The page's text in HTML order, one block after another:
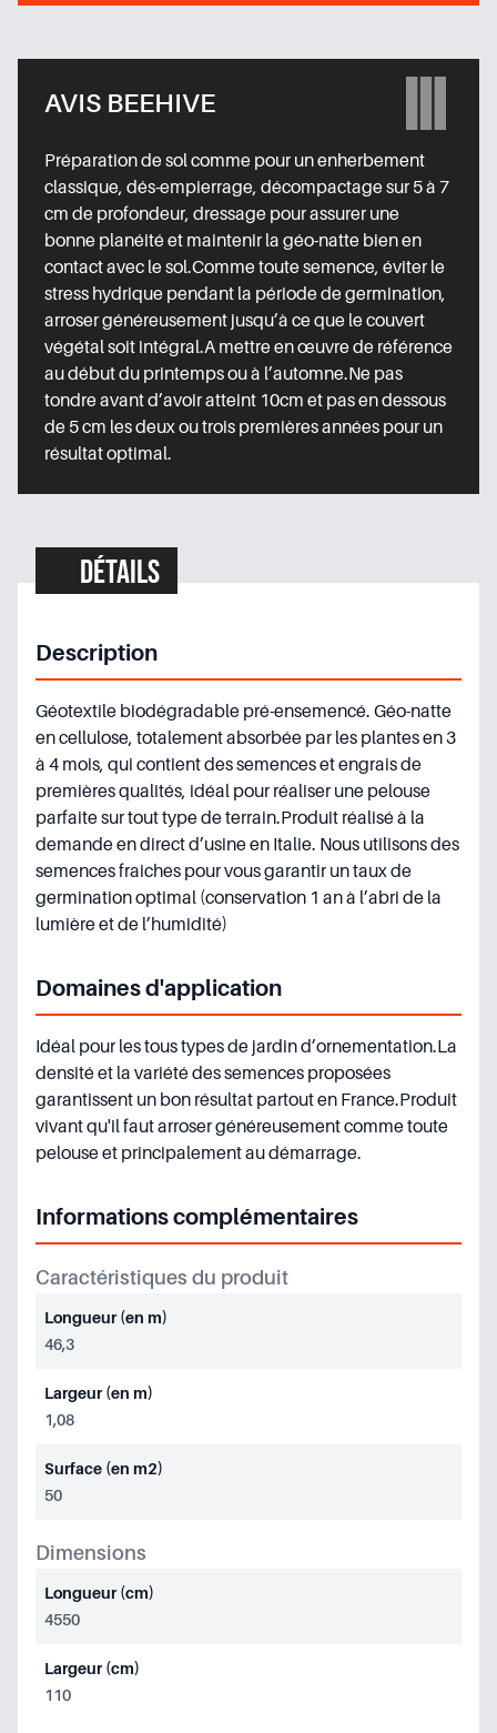
AVIS BEEHIVE
Préparation de sol comme pour un enherbement
classique, dés-empierrage, décompactage sur 5 à 7
cm de profondeur, dressage pour assurer une
bonne planéité et maintenir la géo-natte bien en
contact avec le sol.Comme toute semence, éviter le
stress hydrique pendant la période de germination,
arroser généreusement jusqu’à ce que le couvert
végétal soit intégral.A mettre en œuvre de référence
au début du printemps ou à l’automne.Ne pas
tondre avant d’avoir atteint 10cm et pas en dessous
de 5 cm les deux ou trois premières années pour un
résultat optimal.
Détails
Description
Géotextile biodégradable pré-ensemencé. Géo-natte
en cellulose, totalement absorbée par les plantes en 3
à 4 mois, qui contient des semences et engrais de
premières qualités, idéal pour réaliser une pelouse
parfaite sur tout type de terrain.Produit réalisé à la
demande en direct d’usine en Italie. Nous utilisons des
semences fraiches pour vous garantir un taux de
germination optimal (conservation 1 an à l’abri de la
lumière et de l’humidité)
Domaines d'application
Idéal pour les tous types de jardin d’ornementation.La
densité et la variété des semences proposées
garantissent un bon résultat partout en France.Produit
vivant qu'il faut arroser généreusement comme toute
pelouse et principalement au démarrage.
Informations complémentaires
Caractéristiques du produit
Longueur (en m)
46,3
Largeur (en m)
1,08
Surface (en m2)
50
Dimensions
Longueur (cm)
4550
Largeur (cm)
110